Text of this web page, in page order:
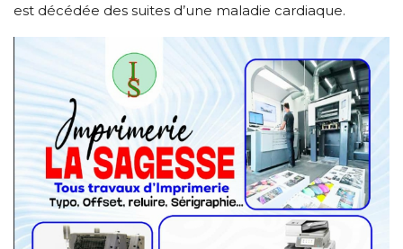
est décédée des suites d’une maladie cardiaque.